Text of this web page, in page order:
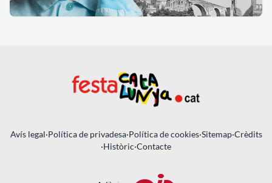
Avís legal·Política de privadesa·Política de cookies·Sitemap·Crèdits
·Històric·Contacte